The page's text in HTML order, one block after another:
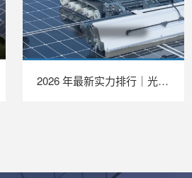
2026 年最新实力排行｜光伏清洗机器人 TOP 推荐，LAILX LX‑H403 深度解析